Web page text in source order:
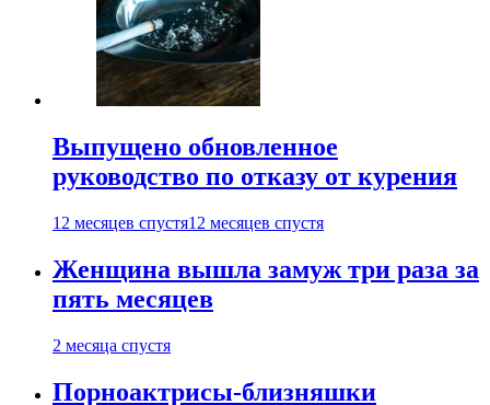
Выпущено обновленное
руководство по отказу от курения
12 месяцев спустя12 месяцев спустя
Женщина вышла замуж три раза за
пять месяцев
2 месяца спустя
Порноактрисы-близняшки